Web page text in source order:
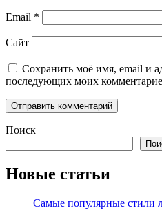
Email *
Сайт
Сохранить моё имя, email и
последующих моих
Поиск
Новые статьи
Самые популярные стили